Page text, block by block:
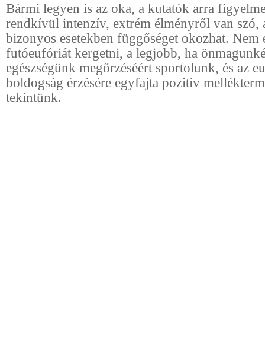
Bármi legyen is az oka, a kutatók arra
rendkívül intenzív, extrém élményről van szó,
bizonyos esetekben függőséget okozhat. Nem
futóeufóriát kergetni, a legjobb, ha
egészségünk megőrzéséért sportolunk, és az
boldogság érzésére egyfajta pozitív
tekintünk.